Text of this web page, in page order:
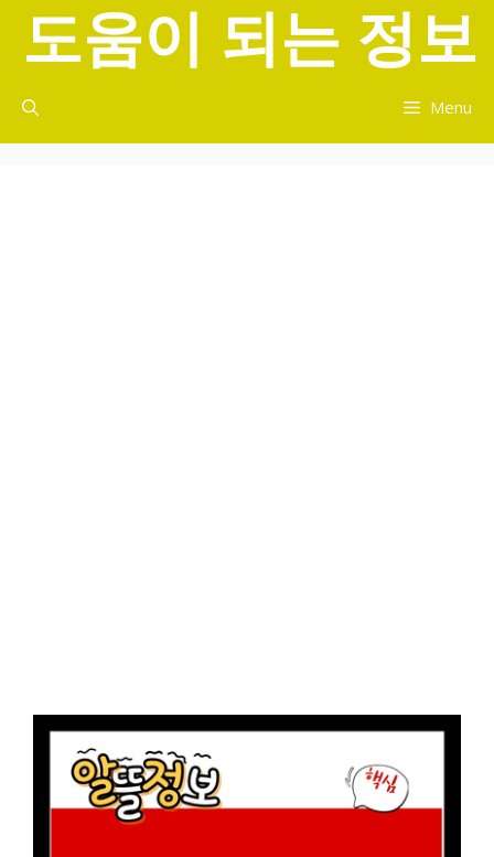
너
도움이 되는 정보
Menu